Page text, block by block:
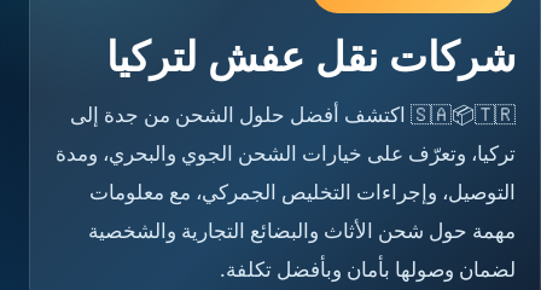
شركات نقل عفش لتركيا
🇸🇦📦🇹🇷 اكتشف أفضل حلول الشحن من جدة إلى
تركيا، وتعرّف على خيارات الشحن الجوي والبحري، ومدة
التوصيل، وإجراءات التخليص الجمركي، مع معلومات
مهمة حول شحن الأثاث والبضائع التجارية والشخصية
لضمان وصولها بأمان وبأفضل تكلفة.